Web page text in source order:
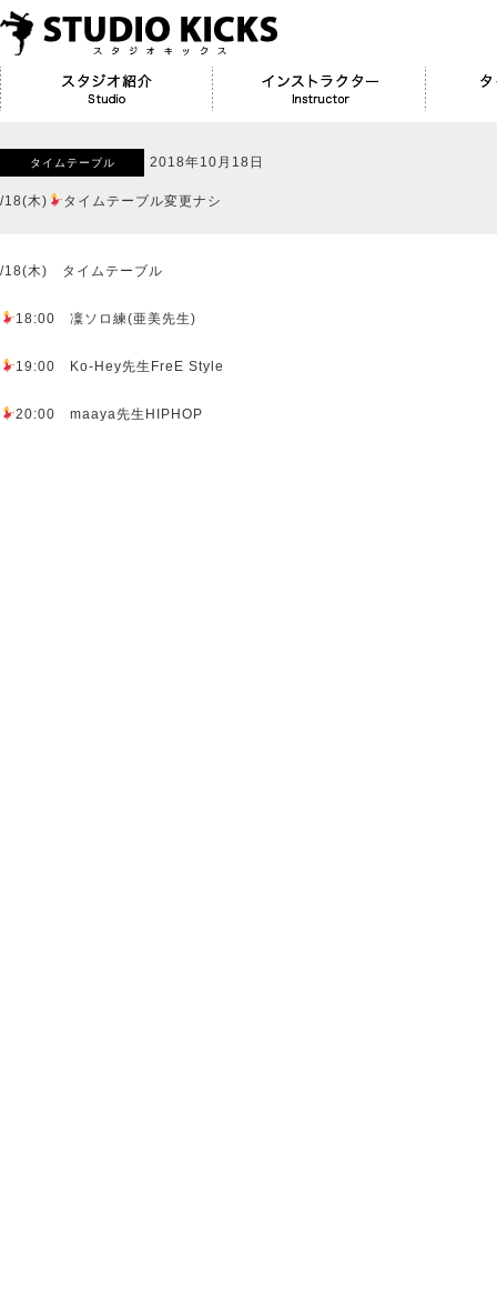
タイムテーブル 2018年10月18日
/18(木) タイムテーブル変更ナシ
/18(木) タイムテーブル
18:00 凜ソロ練(亜美先生)
19:00 Ko-Hey先生FreE Style
20:00 maaya先生HIPHOP